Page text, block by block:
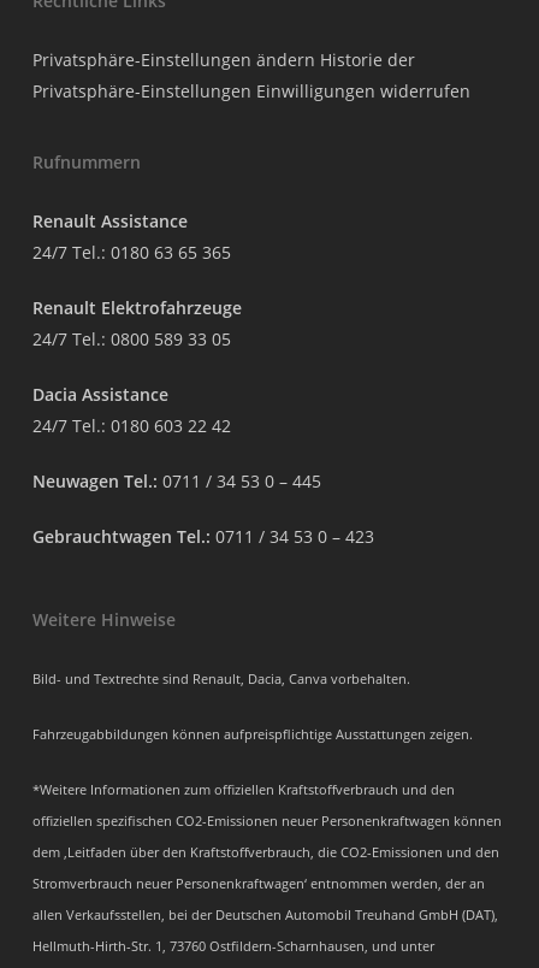
Privatsphäre-Einstellungen ändern Historie der
Privatsphäre-Einstellungen Einwilligungen widerrufen
Rufnummern
Renault Assistance
24/7 Tel.: 0180 63 65 365
Renault Elektrofahrzeuge
24/7 Tel.: 0800 589 33 05
Dacia Assistance
24/7 Tel.: 0180 603 22 42
Neuwagen Tel.: 0711 / 34 53 0 – 445
Gebrauchtwagen Tel.: 0711 / 34 53 0 – 423
Weitere Hinweise
Bild- und Textrechte sind Renault, Dacia, Canva vorbehalten.
Fahrzeugabbildungen können aufpreispflichtige Ausstattungen zeigen.
*Weitere Informationen zum offiziellen Kraftstoffverbrauch und den
offiziellen spezifischen CO2-Emissionen neuer Personenkraftwagen können
dem ‚Leitfaden über den Kraftstoffverbrauch, die CO2-Emissionen und den
Stromverbrauch neuer Personenkraftwagen‘ entnommen werden, der an
allen Verkaufsstellen, bei der Deutschen Automobil Treuhand GmbH (DAT),
Hellmuth-Hirth-Str. 1, 73760 Ostfildern-Scharnhausen, und unter